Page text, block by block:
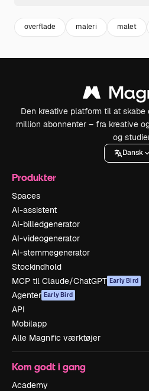
overflade maleri malet
Den kreative platform til at skabe
million abonnenter – fra kreative
og
Dansk
Produkter
Spaces
AI-assistent
AI-billedgenerator
AI-videogenerator
AI-stemmegenerator
Stockindhold
MCP til Claude/ChatGPT Early Bird
Agenter Early Bird
API
Mobilapp
Alle Magnific værktøjer
Kom godt i gang
Academy